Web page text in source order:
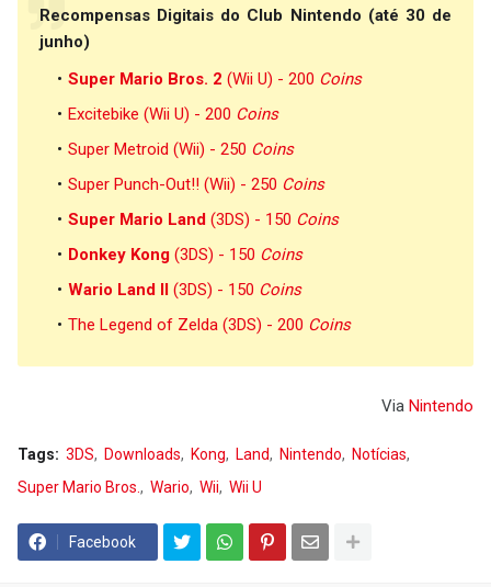
Recompensas Digitais do Club Nintendo (até 30 de
junho)
Super Mario Bros. 2 (Wii U) - 200 Coins
Excitebike (Wii U) - 200 Coins
Super Metroid (Wii) - 250 Coins
Super Punch-Out!! (Wii) - 250 Coins
Super Mario Land (3DS) - 150 Coins
Donkey Kong (3DS) - 150 Coins
Wario Land II
(3DS) - 150 Coins
The Legend of Zelda (3DS) - 200 Coins
Via Nintendo
Tags: 3DS Downloads Kong Land Nintendo
Notícias
Super Mario Bros.
Wario Wii Wii U
Facebook